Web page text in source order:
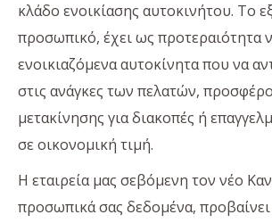
κλάδο ενοικίασης αυτοκινήτου. Το
προσωπικό, έχει ως προτεραιότητα
ενοικιαζόμενα αυτοκίνητα που να
στις ανάγκες των πελατών,
μετακίνησης για διακοπές ή
σε οικονομική τιμή.
Η εταιρεία μας σεβόμενη τον νέο
προσωπικά σας δεδομένα,